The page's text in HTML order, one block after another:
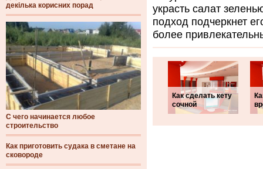
декілька корисних порад
С чего начинается любое
строительство
Как приготовить судака в сметане на
сковороде
украсть салат
подход подчеркнет
более
Как сделать кету
сочной